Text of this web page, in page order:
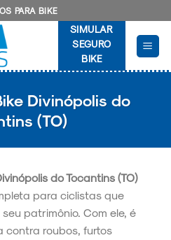
PARA BIKE
SIMULAR
SEGURO
BIKE
Divinópolis do
(TO)
do Tocantins (TO)
para ciclistas que
patrimônio. Com ele, é
contra roubos, furtos